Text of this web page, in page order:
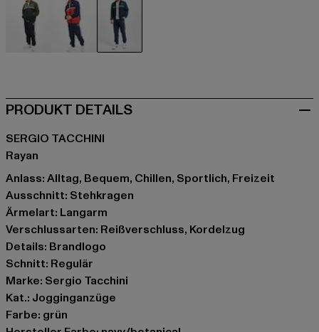
PRODUKT DETAILS
SERGIO TACCHINI
Rayan
Anlass: Alltag, Bequem, Chillen, Sportlich, Freizeit
Ausschnitt: Stehkragen
Ärmelart: Langarm
Verschlussarten: Reißverschluss, Kordelzug
Details: Brandlogo
Schnitt: Regulär
Marke: Sergio Tacchini
Kat.: Jogginganzüge
Farbe: grün